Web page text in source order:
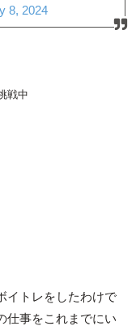
8, 2024
戦中
イトレをしたわけで
仕事をこれまでにい